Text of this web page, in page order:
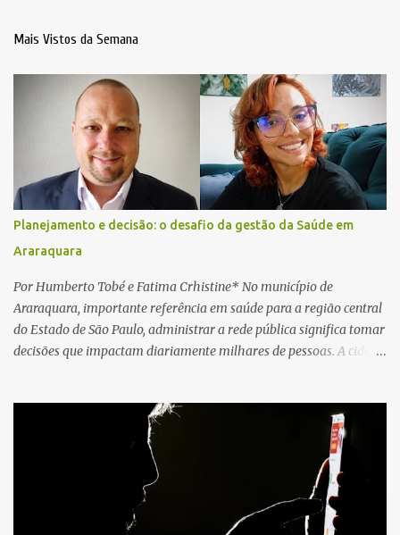
Mais Vistos da Semana
Planejamento e decisão: o desafio da gestão da Saúde em
Araraquara
Por Humberto Tobé e Fatima Crhistine* No município de
Araraquara, importante referência em saúde para a região central
do Estado de São Paulo, administrar a rede pública significa tomar
decisões que impactam diariamente milhares de pessoas. A cidade
município, mas também de diversas cidades do entorno,
ampliando significativamente a responsabilidade da gestão sobre
o Sistema Único de Saúde (SUS). Nos últimos anos, o Governo
Federal tem ampliado investimentos destinados ao fortalecimento
da atenção básica, da infraestrutura hospitalar e da
regionalização dos serviços de saúde. Entretanto, em um cenário